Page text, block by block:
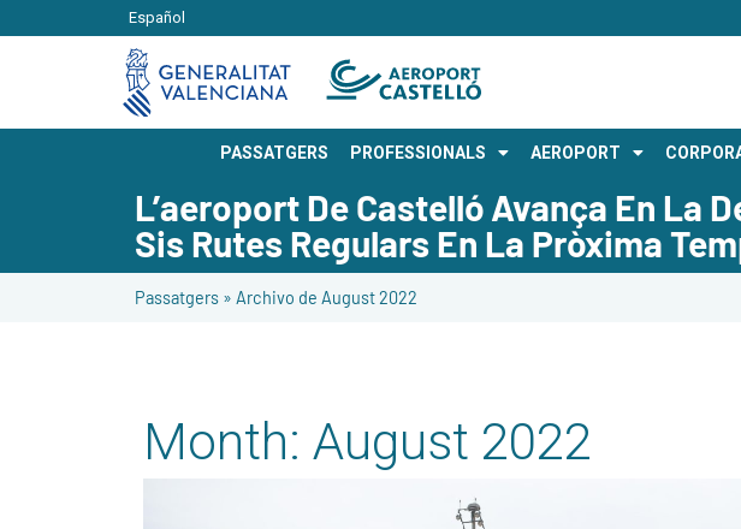
Español
PASSATGERS PROFESSIONALS AEROPORT
L’aeroport De Castelló Avança En La
Sis Rutes Regulars En La Pròxima
Passatgers » Archivo de August 2022
Month: August 2022